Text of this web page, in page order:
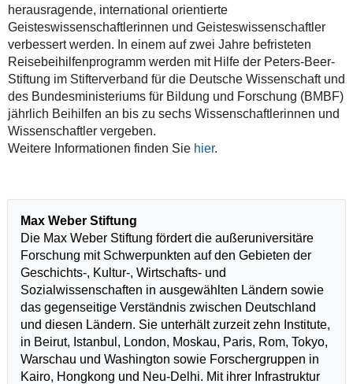
herausragende, international orientierte
Geisteswissenschaftlerinnen und Geisteswissenschaftler
verbessert werden. In einem auf zwei Jahre befristeten
Reisebeihilfenprogramm werden mit Hilfe der Peters-Beer-
Stiftung im Stifterverband für die Deutsche Wissenschaft und
des Bundesministeriums für Bildung und Forschung (BMBF)
jährlich Beihilfen an bis zu sechs Wissenschaftlerinnen und
Wissenschaftler vergeben.
Weitere Informationen finden Sie hier.
Max Weber Stiftung
Die Max Weber Stiftung fördert die außeruniversitäre
Forschung mit Schwerpunkten auf den Gebieten der
Geschichts-, Kultur-, Wirtschafts- und
Sozialwissenschaften in ausgewählten Ländern sowie
das gegenseitige Verständnis zwischen Deutschland
und diesen Ländern. Sie unterhält zurzeit zehn Institute,
in Beirut, Istanbul, London, Moskau, Paris, Rom, Tokyo,
Warschau und Washington sowie Forschergruppen in
Kairo, Hongkong und Neu-Delhi. Mit ihrer Infrastruktur